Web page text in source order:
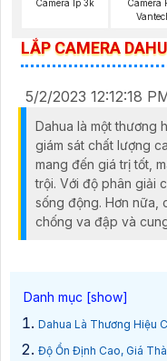
Camera Ip 3k
Camera
LẮP CAMERA
5/2/2023 12:12:18
Dahua là một thương
giám sát chất lượng
mang đến giá trị tốt,
trội. Với độ phân giải
sống động. Hơn nữa,
chống va đập và
Dahua Là Thương Hiệu
Độ Ổn Định Cao, Giá